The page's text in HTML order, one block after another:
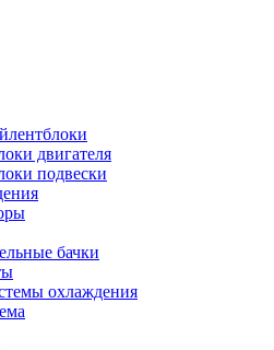
двигателя
подвески
бачки
охлаждения